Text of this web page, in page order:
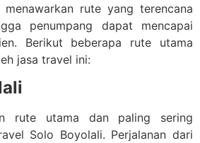
rute yang terencana
penumpang dapat mencapai
Berikut beberapa rute utama
jasa travel ini:
rute utama dan paling sering
Solo Boyolali. Perjalanan dari